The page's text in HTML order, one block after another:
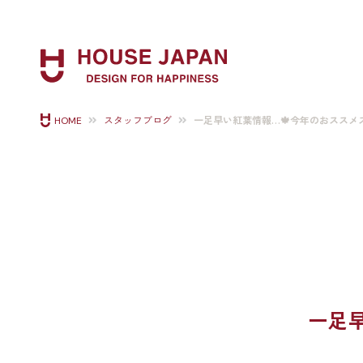
HOME スタッフブログ 一足早い紅葉情報…🍁今年のおススメ
一足